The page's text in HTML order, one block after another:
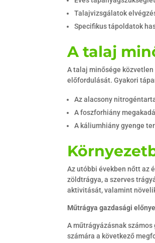
Talajvizsgálatok
Specifikus tápoldatok
A talaj
A talaj minősége
előfordulását. Gyakori
Az alacsony
A foszforhiány
A káliumhiány gyenge
Az utóbbi években nőtt az
zöldtrágya, a szerves
aktivitását, valamint
Műtrágya gazdasági
A műtrágyázásnak
számára a következő